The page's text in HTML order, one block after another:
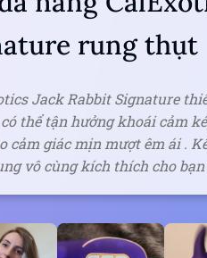
rung thụt
Jack Rabbit Signature
thể tận hưởng khoái cảm
cảm giác mịn mượt êm ái .
vô cùng kích thích cho